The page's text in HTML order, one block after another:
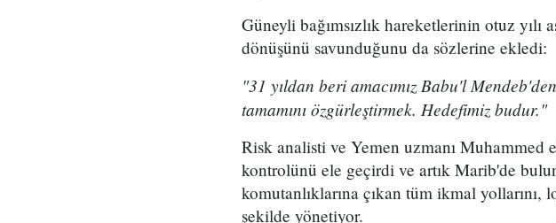
Güneyli bağımsızlık hareketlerinin otuz
dönüşünü savunduğunu da sözlerine ekledi:
"31 yıldan beri amacımız Babu'l
tamamını özgürleştirmek. Hedefimiz budur."
Risk analisti ve Yemen uzmanı
kontrolünü ele geçirdi ve artık Marib'de
komutanlıklarına çıkan tüm ikmal
şekilde yönetiyor.